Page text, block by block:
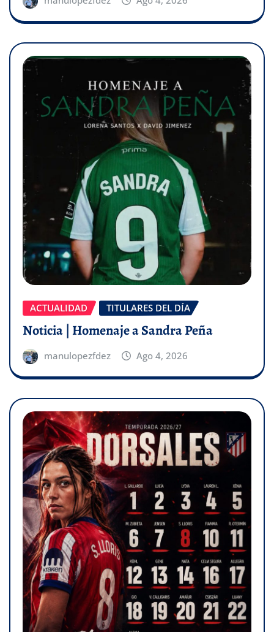
ACTUALIDAD TITULARES DEL DÍA
Noticia | Homenaje a Sandra Peña
manulopezfdez Ago 4, 2026